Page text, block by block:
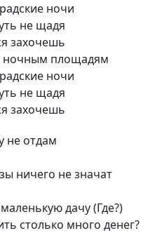
ночи
не щадя
захочешь
ночным площадям
ночи
не щадя
захочешь
не отдам
ничего не значат
дачу (Где?)
столько много денег?